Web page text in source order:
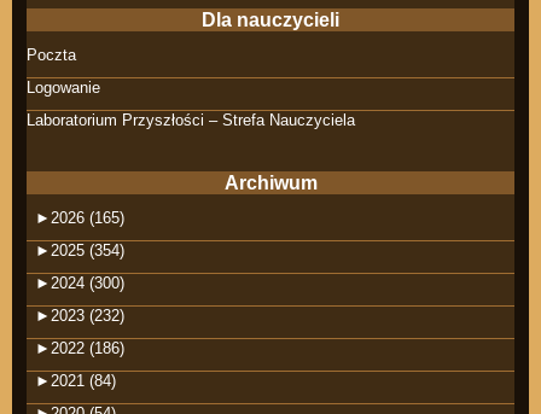
Dla nauczycieli
Poczta
Logowanie
Laboratorium Przyszłości – Strefa Nauczyciela
Archiwum
► 2026 (165)
► 2025 (354)
► 2024 (300)
► 2023 (232)
► 2022 (186)
► 2021 (84)